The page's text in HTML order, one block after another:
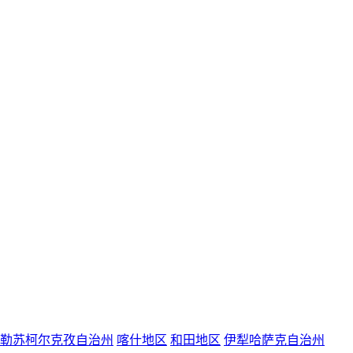
苏柯尔克孜自治州 喀什地区 和田地区 伊犁哈萨克自治州